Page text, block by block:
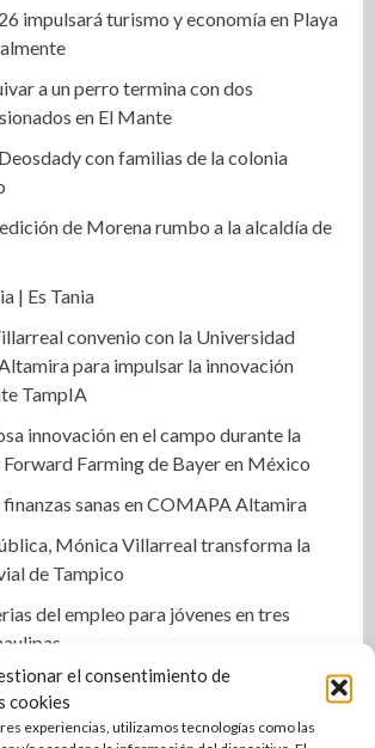
el consentimiento de
cookies
experiencias, utilizamos tecnologías como las
impulsará turismo y economía en Playa
a un perro termina con dos
en El Mante
con familias de la colonia
de Morena rumbo a la alcaldía de
| Es Tania
convenio con la Universidad
para impulsar la innovación
TampIA
innovación en el campo durante la
Farming de Bayer en México
sanas en COMAPA Altamira
Mónica Villarreal transforma la
de Tampico
del empleo para jóvenes en tres
exportación de productos locales con
para Texas, exportar también